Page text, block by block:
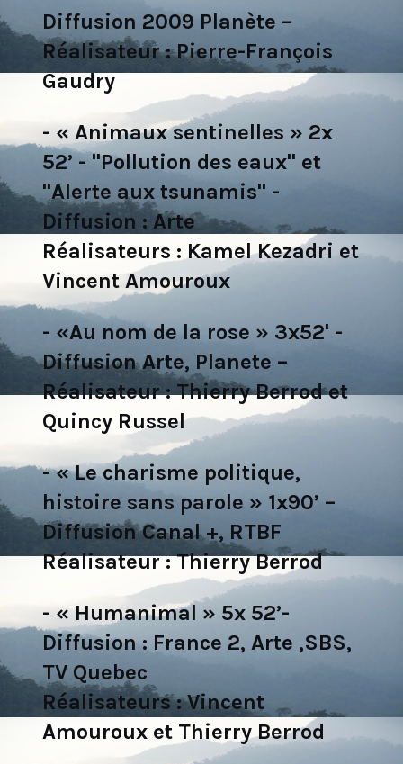
Diffusion 2009 Planète –
Réalisateur : Pierre-François
Gaudry
- « Animaux sentinelles » 2x
52’ - "Pollution des eaux" et
"Alerte aux tsunamis" -
Diffusion : Arte
Réalisateurs : Kamel Kezadri et
Vincent Amouroux
- «Au nom de la rose » 3x52' -
Diffusion Arte, Planete –
Réalisateur : Thierry Berrod et
Quincy Russel
- « Le charisme politique,
histoire sans parole » 1x90’ –
Diffusion Canal +, RTBF
Réalisateur : Thierry Berrod
- « Humanimal » 5x 52’-
Diffusion : France 2, Arte ,SBS,
TV Quebec
Réalisateurs : Vincent
Amouroux et Thierry Berrod